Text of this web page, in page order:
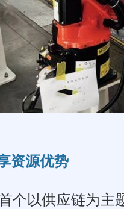
资源优势
个以供应链为主